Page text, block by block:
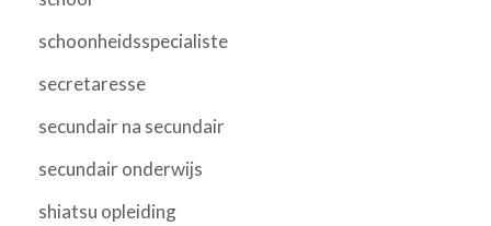
schoonheidsspecialiste
secretaresse
secundair na secundair
secundair onderwijs
shiatsu opleiding